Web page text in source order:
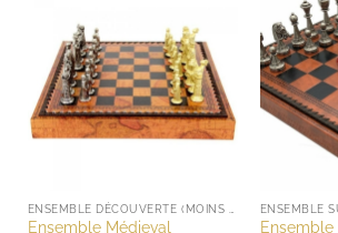
ENSEMBLE DÉCOUVERTE (MOINS DE 200 EUROS)
Ensemble Médieval